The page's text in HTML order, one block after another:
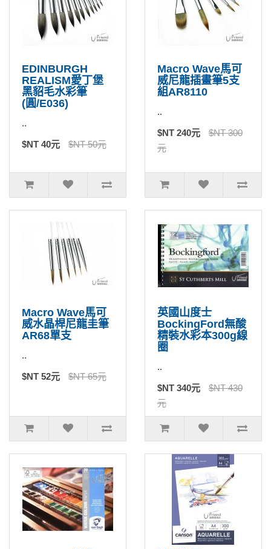
EDINBURGH
REALISM愛丁堡
黑貂毛水彩筆
(圓/E036)
..
$NT 40元 $NT 50元
Macro Wave馬可
威尼龍插畫筆5支
組AR8110
..
$NT 240元
$NT 300
元
Macro Wave馬可
威水晶桿尼龍圭筆
AR68單支
..
$NT 52元 $NT 65元
英國山度士
BockingFord無酸
精裝水彩本300g線
圈
..
$NT 340元
$NT 430
元